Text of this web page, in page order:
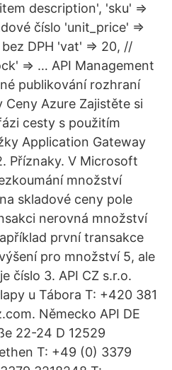
description', 'sku' =>
číslo 'unit_price' =>
DPH 'vat' => 20, //
=> … API Management
publikování rozhraní
Ceny Azure Zajistěte si
cesty s použitím
Application Gateway
Příznaky. V Microsoft
množství
skladové ceny pole
nerovná množství
první transakce
pro množství 5, ale
číslo 3. API CZ s.r.o.
u Tábora T: +420 381
Německo API DE
22-24 D 12529
T: +49 (0) 3379